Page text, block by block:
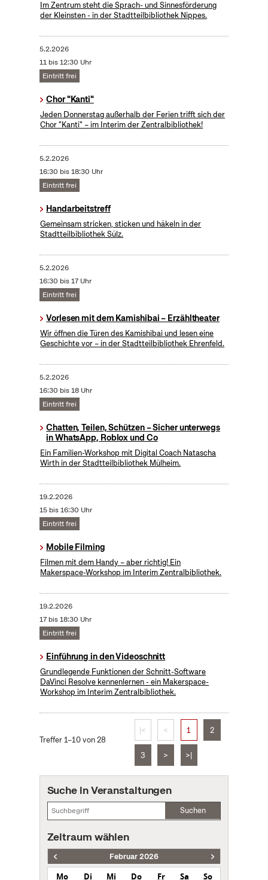
Im Zentrum steht die Sprach- und Sinnesförderung
der Kleinsten - in der Stadtteilbibliothek Nippes.
5.2.2026
11 bis 12:30 Uhr
Eintritt frei
Chor "Kanti"
Jeden Donnerstag außerhalb der Ferien trifft sich der
Chor "Kanti" – im Interim der Zentralbibliothek!
5.2.2026
16:30 bis 18:30 Uhr
Eintritt frei
Handarbeitstreff
Gemeinsam stricken, sticken und häkeln in der
Stadtteilbibliothek Sülz.
5.2.2026
16:30 bis 17 Uhr
Eintritt frei
Vorlesen mit dem Kamishibai – Erzähltheater
Wir öffnen die Türen des Kamishibai und lesen eine
Geschichte vor – in der Stadtteilbibliothek Ehrenfeld.
5.2.2026
16:30 bis 18 Uhr
Eintritt frei
Chatten, Teilen, Schützen – Sicher unterwegs
in WhatsApp, Roblox und Co
Ein Familien-Workshop mit Digital Coach Natascha
Wirth in der Stadtteilbibliothek Mülheim.
19.2.2026
15 bis 16:30 Uhr
Eintritt frei
Mobile Filming
Filmen mit dem Handy – aber richtig! Ein
Makerspace-Workshop im Interim Zentralbibliothek.
19.2.2026
17 bis 18:30 Uhr
Eintritt frei
Einführung in den Videoschnitt
Grundlegende Funktionen der Schnitt-Software
DaVinci Resolve kennenlernen - ein Makerspace-
Workshop im Interim Zentralbibliothek.
Treffer 1–10 von 28
|< < 1 2
3 > >|
Suche in Veranstaltungen
Suchen
Zeitraum wählen
Februar 2026
Mo Di Mi Do Fr Sa
So